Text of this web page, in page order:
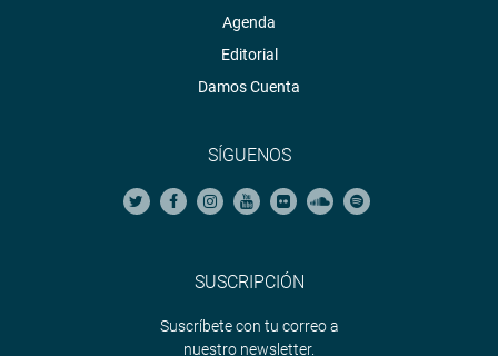
Agenda
Editorial
Damos Cuenta
SÍGUENOS
SUSCRIPCIÓN
Suscríbete con tu correo a
nuestro newsletter.